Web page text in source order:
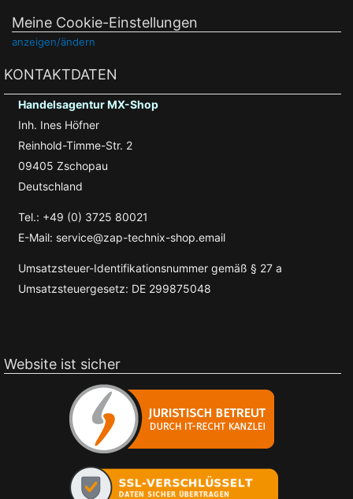
Meine Cookie-Einstellungen
anzeigen/ändern
KONTAKTDATEN
Handelsagentur MX-Shop
Inh. Ines Höfner
Reinhold-Timme-Str. 2
09405 Zschopau
Deutschland
Tel.: +49 (0) 3725 80021
E-Mail: service@zap-technix-shop.email
Umsatzsteuer-Identifikationsnummer gemäß § 27 a
Umsatzsteuergesetz: DE 299875048
Website ist sicher